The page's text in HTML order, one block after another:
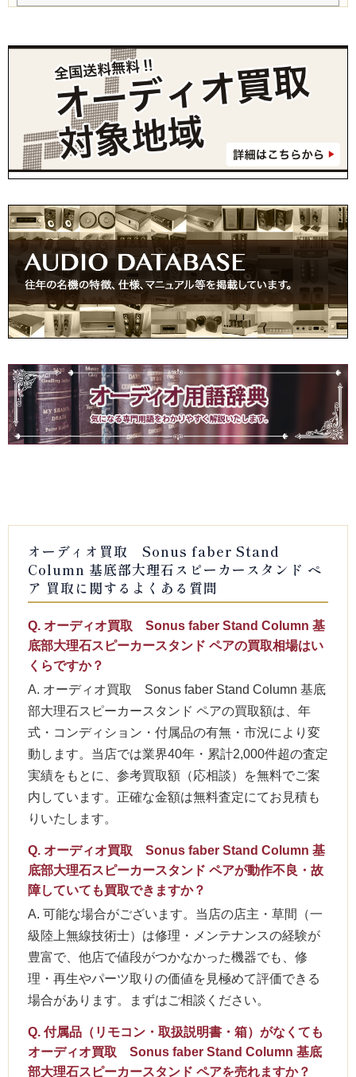
オーディオ買取 Sonus faber Stand
Column 基底部大理石スピーカースタンド ペ
ア 買取に関するよくある質問
Q. オーディオ買取 Sonus faber Stand Column 基
底部大理石スピーカースタンド ペアの買取相場はい
くらですか？
A. オーディオ買取 Sonus faber Stand Column 基底
部大理石スピーカースタンド ペアの買取額は、年
式・コンディション・付属品の有無・市況により変
動します。当店では業界40年・累計2,000件超の査定
実績をもとに、参考買取額（応相談）を無料でご案
内しています。正確な金額は無料査定にてお見積も
りいたします。
Q. オーディオ買取 Sonus faber Stand Column 基
底部大理石スピーカースタンド ペアが動作不良・故
障していても買取できますか？
A. 可能な場合がございます。当店の店主・草間（一
級陸上無線技術士）は修理・メンテナンスの経験が
豊富で、他店で値段がつかなかった機器でも、修
理・再生やパーツ取りの価値を見極めて評価できる
場合があります。まずはご相談ください。
Q. 付属品（リモコン・取扱説明書・箱）がなくても
オーディオ買取 Sonus faber Stand Column 基底
部大理石スピーカースタンド ペアを売れますか？